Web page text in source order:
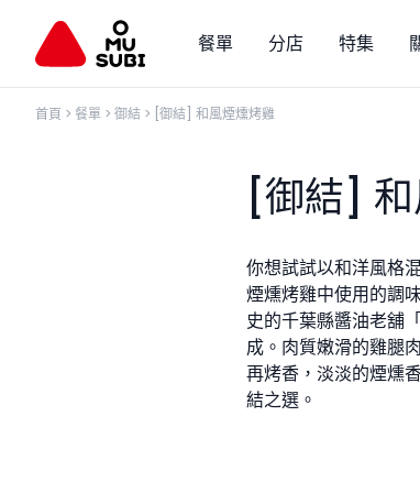
餐單 分店 特集
首頁 > 餐單 > 御結 > [御結] 和風煙燻烤雞
[御結]
你想試試以和洋風格
煙燻烤雞中使用的調
史的千葉縣醬油老舖
成。肉質嫩滑的雞腿
再烤香，淡淡的煙燻
結之選。